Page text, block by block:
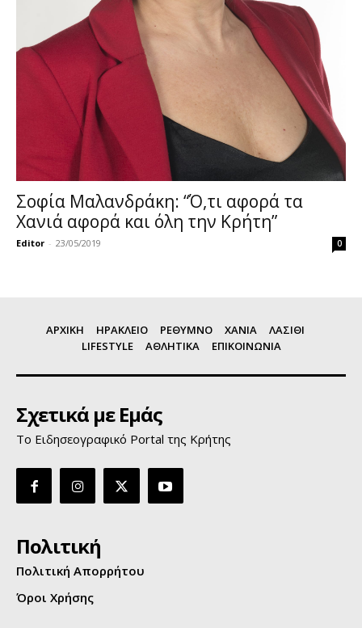
Σοφία Μαλανδράκη: “Ό,τι αφορά τα
Χανιά αφορά και όλη την Κρήτη”
Editor - 23/05/2019 0
ΑΡΧΙΚΗ ΗΡΑΚΛΕΙΟ ΡΕΘΥΜΝΟ ΧΑΝΙΑ
ΛΑΣΙΘΙ
LIFESTYLE
ΑΘΛΗΤΙΚΑ ΕΠΙΚΟΙΝΩΝΙΑ
Σχετικά με Εμάς
Το Ειδησεογραφικό Portal της Κρήτης
Πολιτική
Πολιτική Απορρήτου
Όροι Χρήσης